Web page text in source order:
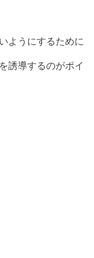
ようにするために
誘導するのがポイ